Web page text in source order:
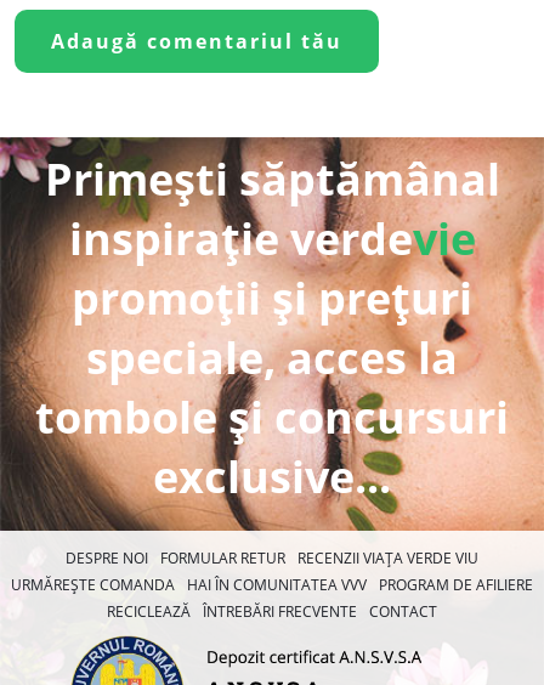
Primești săptămânal
inspirație verdevie
promoții și prețuri
speciale, acces la
tombole și concursuri
exclusive...
DESPRE NOI FORMULAR RETUR
RECENZII VIAȚA VERDE VIU
URMĂREȘTE COMANDA
HAI ÎN COMUNITATEA VVV
PROGRAM DE AFILIERE
RECICLEAZĂ ÎNTREBĂRI FRECVENTE CONTACT